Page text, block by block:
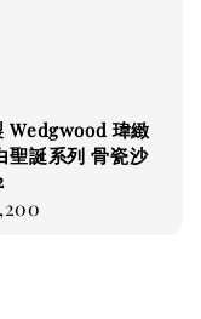
Wedgwood 瑋緻
聖誕系列 骨瓷沙